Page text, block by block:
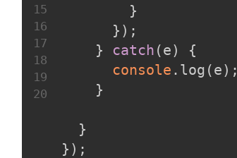
15
16
17
18
19
20
        }
      });
    }
catch (e) {
console .log(e);
    }
  }
});